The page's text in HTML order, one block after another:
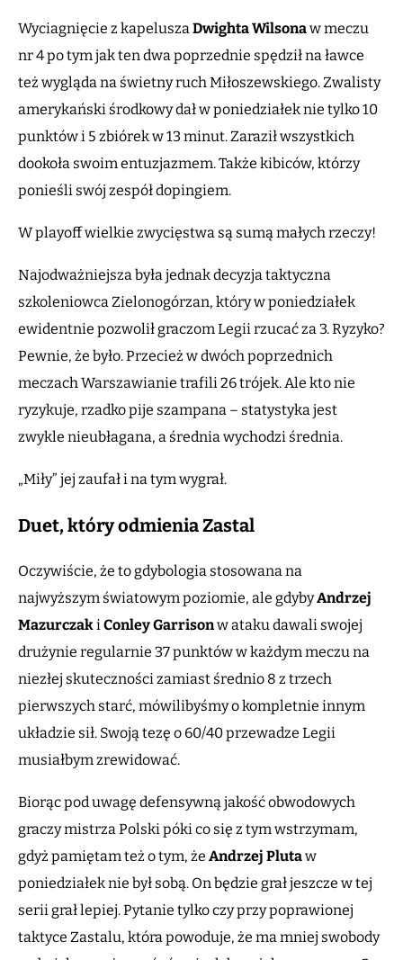
Wyciagnięcie z kapeluszaDwighta Wilsonaw meczu
nr 4 po tym jak ten dwa poprzednie spędził na ławce
też wygląda na świetny ruch Miłoszewskiego. Zwalisty
amerykański środkowy dał w poniedziałek nie tylko 10
punktów i 5 zbiórek w 13 minut. Zaraził wszystkich
dookoła swoim entuzjazmem. Także kibiców, którzy
ponieśli swój zespół dopingiem.
W playoff wielkie zwycięstwa są sumą małych rzeczy!
Najodważniejsza była jednak decyzja taktyczna
szkoleniowca Zielonogórzan, który w poniedziałek
ewidentnie pozwolił graczom Legii rzucać za 3. Ryzyko?
Pewnie, że było. Przecież w dwóch poprzednich
meczach Warszawianie trafili 26 trójek. Ale kto nie
ryzykuje, rzadko pije szampana – statystyka jest
zwykle nieubłagana, a średnia wychodzi średnia.
„Miły” jej zaufał i na tym wygrał.
Duet, który odmienia Zastal
Oczywiście, że to gdybologia stosowana na
najwyższym światowym poziomie, ale gdybyAndrzej
MazurczakiConleyGarrisonw ataku dawali swojej
drużynie regularnie 37 punktów w każdym meczu na
niezłej skuteczności zamiast średnio 8 z trzech
pierwszych starć, mówilibyśmy o kompletnie innym
układzie sił. Swoją tezę o 60/40 przewadze Legii
musiałbym zrewidować.
Biorąc pod uwagę defensywną jakość obwodowych
graczy mistrza Polski póki co się z tym wstrzymam,
gdyż pamiętam też o tym, że Andrzej Plutaw
poniedziałek nie był sobą. On będzie grał jeszcze w tej
serii grał lepiej. Pytanie tylko czy przy poprawionej
taktyce Zastalu, która powoduje, że ma mniej swobody